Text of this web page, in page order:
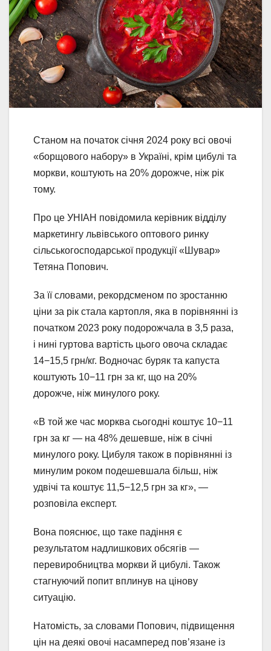
Станом на початок січня 2024 року всі овочі
«борщового набору» в Україні, крім цибулі та
моркви, коштують на 20% дорожче, ніж рік
тому.
Про це УНІАН повідомила керівник відділу
маркетингу львівського оптового ринку
сільськогосподарської продукції «Шувар»
Тетяна Попович.
За її словами, рекордсменом по зростанню
ціни за рік стала картопля, яка в порівнянні із
початком 2023 року подорожчала в 3,5 раза,
і нині гуртова вартість цього овоча складає
14−15,5 грн/кг. Водночас буряк та капуста
коштують 10−11 грн за кг, що на 20%
дорожче, ніж минулого року.
«В той же час морква сьогодні коштує 10−11
грн за кг — на 48% дешевше, ніж в січні
минулого року. Цибуля також в порівнянні із
минулим роком подешевшала більш, ніж
удвічі та коштує 11,5−12,5 грн за кг», —
розповіла експерт.
Вона пояснює, що таке падіння є
результатом надлишкових обсягів —
перевиробництва моркви й цибулі. Також
стагнуючий попит вплинув на цінову
ситуацію.
Натомість, за словами Попович, підвищення
цін на деякі овочі насамперед пов’язане із